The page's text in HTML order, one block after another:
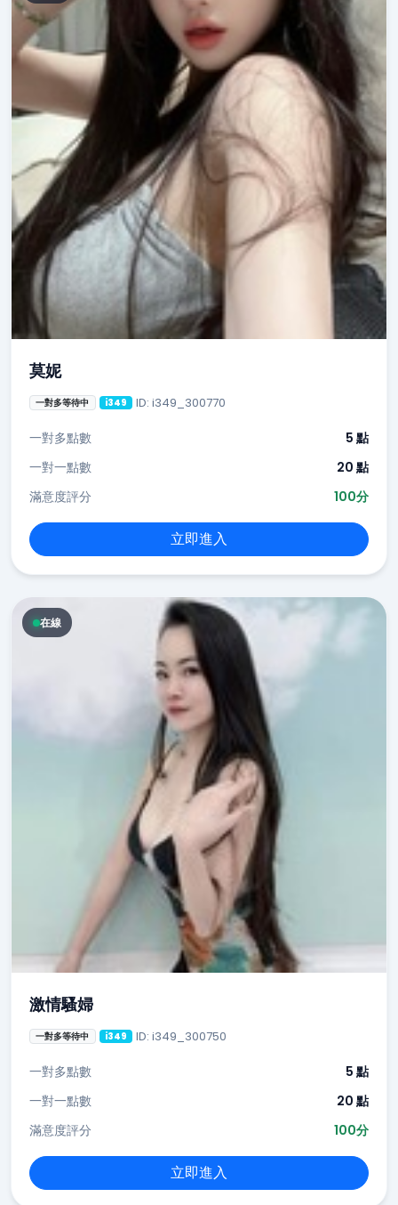
莫妮
一對多等待中 i349 ID: i349_300770
一對多點數
5 點
一對一點數
20 點
滿意度評分
100分
立即進入
在線
激情騷婦
一對多等待中 i349 ID: i349_300750
一對多點數
5 點
一對一點數
20 點
滿意度評分
100分
立即進入